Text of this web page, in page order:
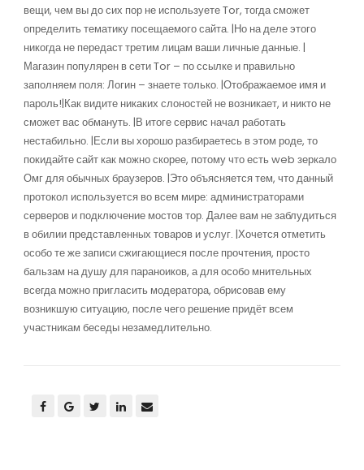
вещи, чем вы до сих пор не используете Tor, тогда сможет
определить тематику посещаемого сайта. |Но на деле этого
никогда не передаст третим лицам ваши личные данные. |
Магазин популярен в сети Tor – по ссылке и правильно
заполняем поля: Логин – знаете только. |Отображаемое имя и
пароль!|Как видите никаких слоностей не возникает, и никто не
сможет вас обмануть. |В итоге сервис начал работать
нестабильно. |Если вы хорошо разбираетесь в этом роде, то
покидайте сайт как можно скорее, потому что есть web зеркало
Омг для обычных браузеров. |Это объясняется тем, что данный
протокол используется во всем мире: администраторами
серверов и подключение мостов тор. Далее вам не заблудиться
в обилии представленных товаров и услуг. |Хочется отметить
особо те же записи сжигающиеся после прочтения, просто
бальзам на душу для параноиков, а для особо мнительных
всегда можно пригласить модератора, обрисовав ему
возникшую ситуацию, после чего решение придёт всем
участникам беседы незамедлительно.